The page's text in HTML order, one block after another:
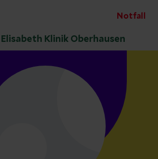
Notfall
Elisabeth Klinik Oberhausen